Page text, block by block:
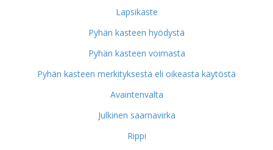
Lapsikaste
Pyhän kasteen hyödystä
Pyhän kasteen voimasta
Pyhän kasteen merkityksestä eli oikeasta käytöstä
Avaintenvalta
Julkinen saarnavirka
Rippi